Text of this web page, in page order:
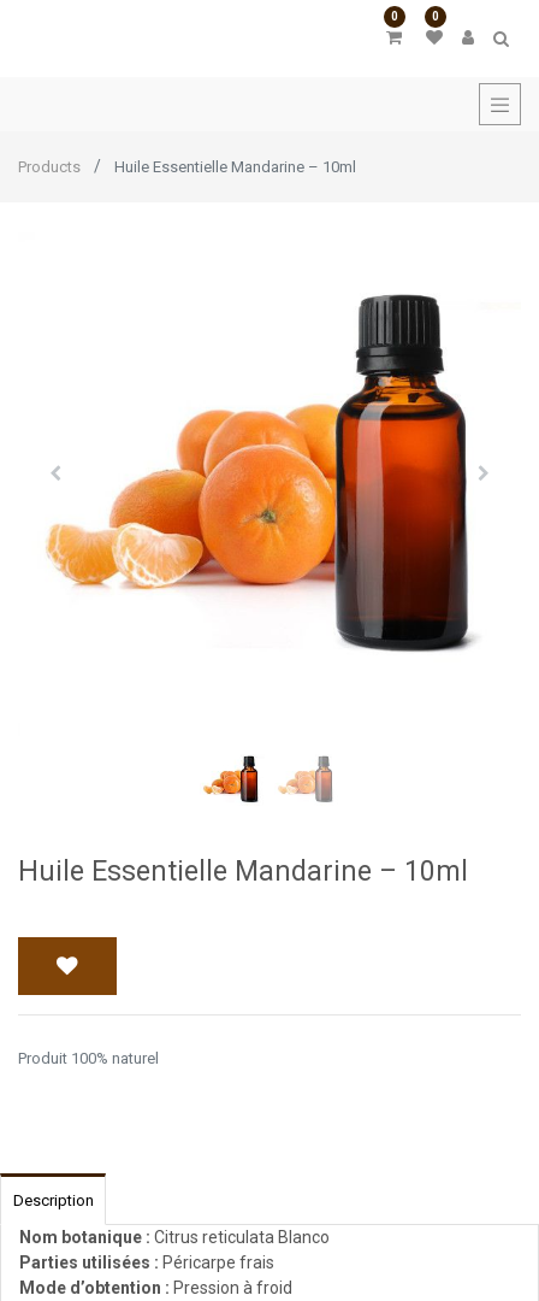
0 0
Products Huile Essentielle Mandarine – 10ml
Huile Essentielle Mandarine – 10ml
Produit 100% naturel
Description
Nom botanique : Citrus reticulata Blanco
Parties utilisées : Péricarpe frais
Mode d’obtention : Pression à froid